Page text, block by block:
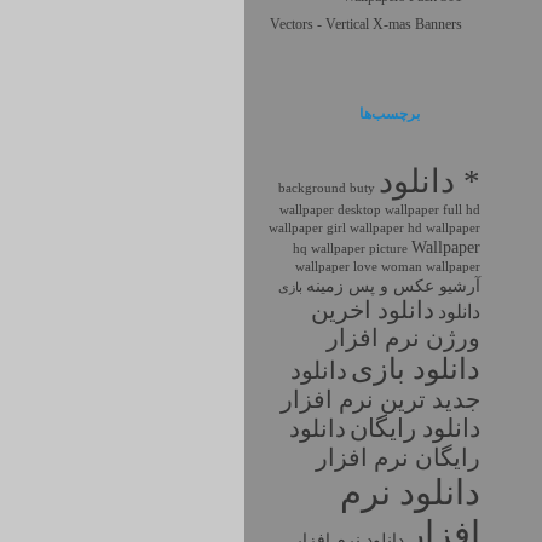
Vectors - Vertical X-mas Banners
برچسب‌ها
* دانلود background buty
wallpaper desktop wallpaper full hd
wallpaper girl wallpaper hd wallpaper
hq wallpaper picture Wallpaper
wallpaper love woman wallpaper
آرشیو عکس و پس زمینه بازی
دانلود دانلود اخرين
ورژن نرم افزار
دانلود بازی دانلود
جديد ترين نرم افزار
دانلود رايگان دانلود
رايگان نرم افزار
دانلود نرم
افزار